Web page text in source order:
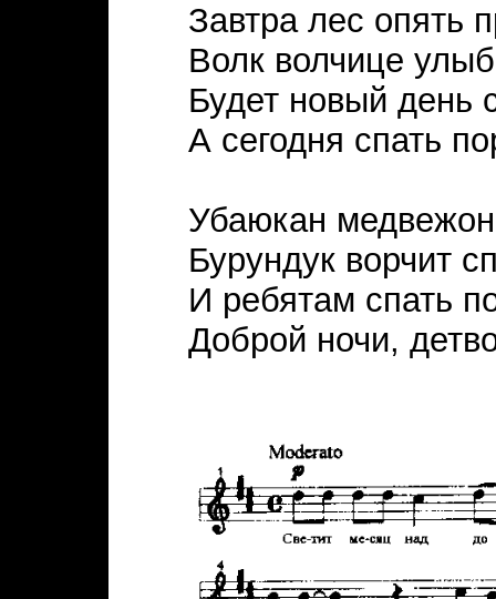
Завтра лес опять
Волк волчице
Будет новый день
А сегодня спать
Убаюкан
Бурундук ворчит
И ребятам спать
Доброй ночи,